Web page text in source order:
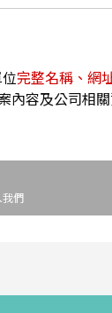
完整名稱、網
內容及公司相
我們